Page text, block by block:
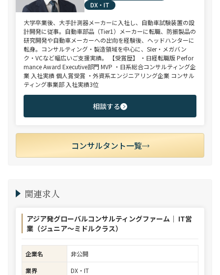
DX・IT
大学卒業後、大手計測器メーカーに入社し、自動車試験装置の設
計開発に従事。自動車部品（Tier1）メーカーに転職、防振製品の
研究開発や自動車メーカーへの出向を経験後、ヘッドハンターに
転身。コンサルティング・製造領域を中心に、SIer・メガバン
ク・VCなど幅広いご支援実績。 【受賞歴】 ・日経転職版 Perfor
mance Award Executive部門 MVP ・日系総合コンサルティング企
業 入社実績 個人賞受賞 ・外資系エンジニアリング企業 コンサル
ティング事業部 入社実績3位
相談する
コンサルタント一覧
関連求人
アジア発グローバルコンサルティングファーム｜ IT営
業（ジュニア～ミドルクラス）
企業名
非公開
業界
DX・IT